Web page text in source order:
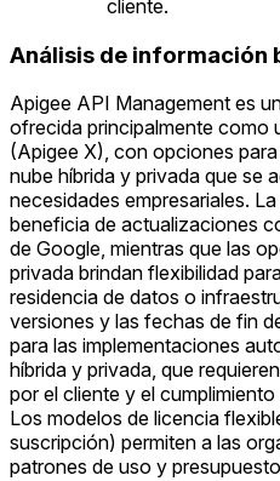
cliente.
Análisis de información
Apigee API Management es
ofrecida principalmente como
(Apigee X), con opciones
nube híbrida y privada que se
necesidades empresariales.
beneficia de actualizaciones
de Google, mientras que las
privada brindan flexibilidad
residencia de datos o
versiones y las fechas de fin
para las implementaciones
híbrida y privada, que
por el cliente y el
Los modelos de licencia
suscripción) permiten a las
patrones de uso y